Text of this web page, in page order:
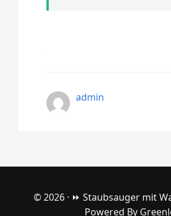
admin
© 2026 · ⏩ Staubsauger mit
Powered By